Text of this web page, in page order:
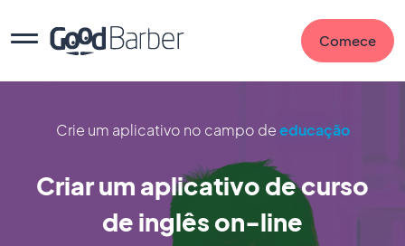
Comece
Crie um aplicativo no campo deeducação
Criar um aplicativo de curso
de inglês on-line